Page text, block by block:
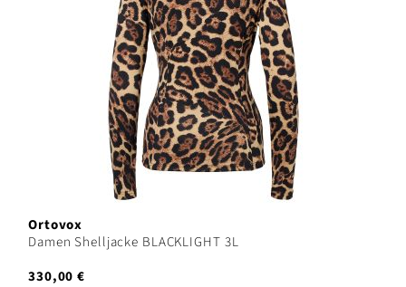
Ortovox
Damen Shelljacke BLACKLIGHT 3L
330,00 €